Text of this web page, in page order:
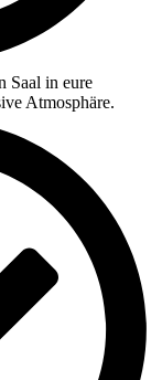
Saal in eure
Atmosphäre.